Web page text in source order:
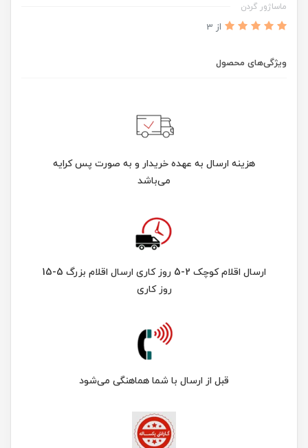
ماساژور گردن
از 3
ویژگی‌های محصول
هزینه ارسال به عهده خریدار و به صورت پس کرایه
می‌باشد
ارسال اقلام کوچک 2-5 روز کاری ارسال اقلام بزرگ 5-15
روز کاری
قبل از ارسال با شما هماهنگی می‌شود